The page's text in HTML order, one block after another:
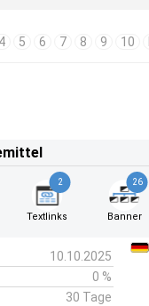
4 5 6 7 8 9 10
2
Textlinks
26
Banner
10.10.2025
0 %
30 Tage